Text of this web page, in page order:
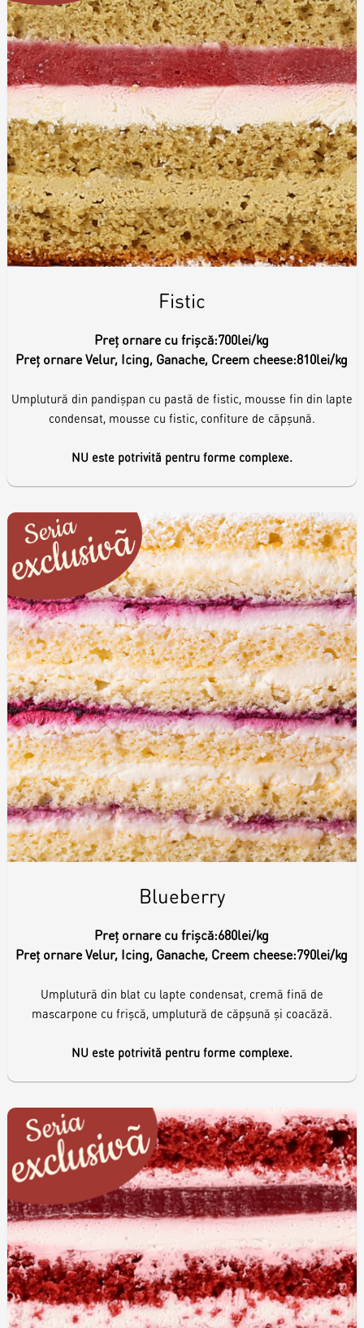
Fistic
Preț ornare cu frișcă:700lei/kg
Preț ornare Velur, Icing, Ganache, Creem cheese:810lei/kg
Umplutură din pandișpan cu pastă de fistic, mousse fin din lapte
condensat, mousse cu fistic, confiture de căpșună.
NU este potrivită pentru forme complexe.
Blueberry
Preț ornare cu frișcă:680lei/kg
Preț ornare Velur, Icing, Ganache, Creem cheese:790lei/kg
Umplutură din blat cu lapte condensat, cremă fină de
mascarpone cu frișcă, umplutură de căpșună și coacăză.
NU este potrivită pentru forme complexe.